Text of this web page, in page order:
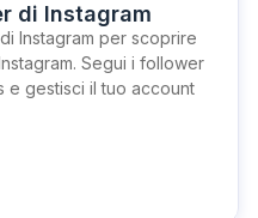
di Instagram
Instagram per scoprire
Segui i follower
e gestisci il tuo account